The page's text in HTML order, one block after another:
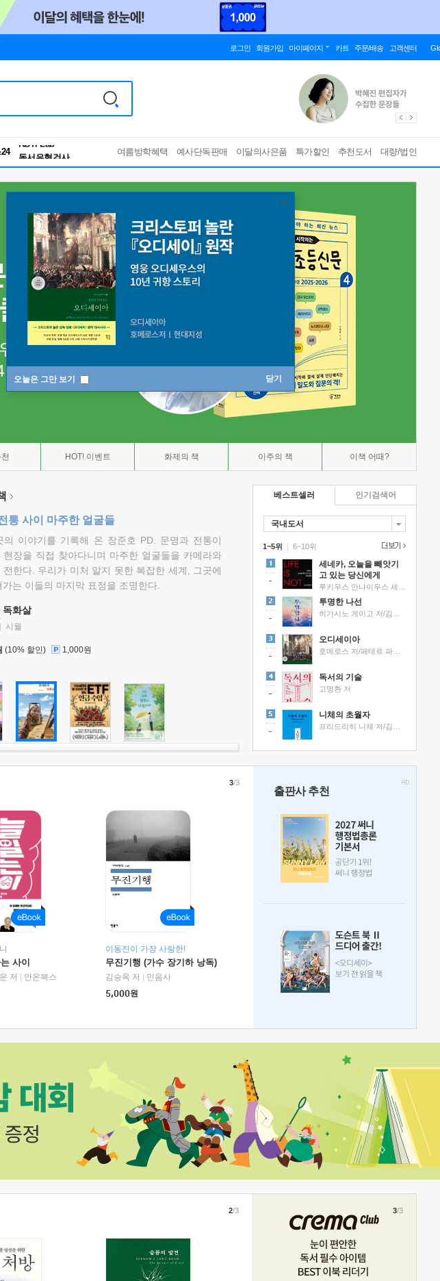
로그인 회원가입 마이페이지 카트 주문/배송 고객센터
독서유형검사
RBTI Lab
독서유형검사
여름방학혜택 예사단독판매 이달의사은품 특가할인 추천도서 대량/법인
오늘은 그만 보기 닫기
HOT! 이벤트 화제의 책 이주의 책 이책 어때?
통 사이 마주한 얼굴들
의 이야기를 기록해 온 장준호 PD. 문명과 전통이
현장을 직접 찾아다니며 마주한 얼굴들을 카메라와
전한다. 우리가 미처 알지 못한 복잡한 세계, 그곳에
가는 이들의 마지막 표정을 조명한다.
독화살
시월
(10% 할인) 1,000원
베스트셀러
국내도서
1~5위 |
세네카, 오늘을 빼앗기
고 있는 당신에게
투명한 나선
오디세이아
독서의 기술
고명환 저
니체의 초월자
6~10위
인기검색어
사이
저
안온북스
이동진이 가장 사랑한!
무진기행 (가수 장기하 낭독)
김승옥 저
민음사
5,000원
3/3
출판사 추천
2/3 3/3